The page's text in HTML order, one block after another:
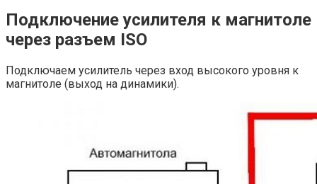
Подключение усилителя к магнитоле
через разъем ISO
Подключаем усилитель через вход высокого уровня к
магнитоле (выход на динамики).